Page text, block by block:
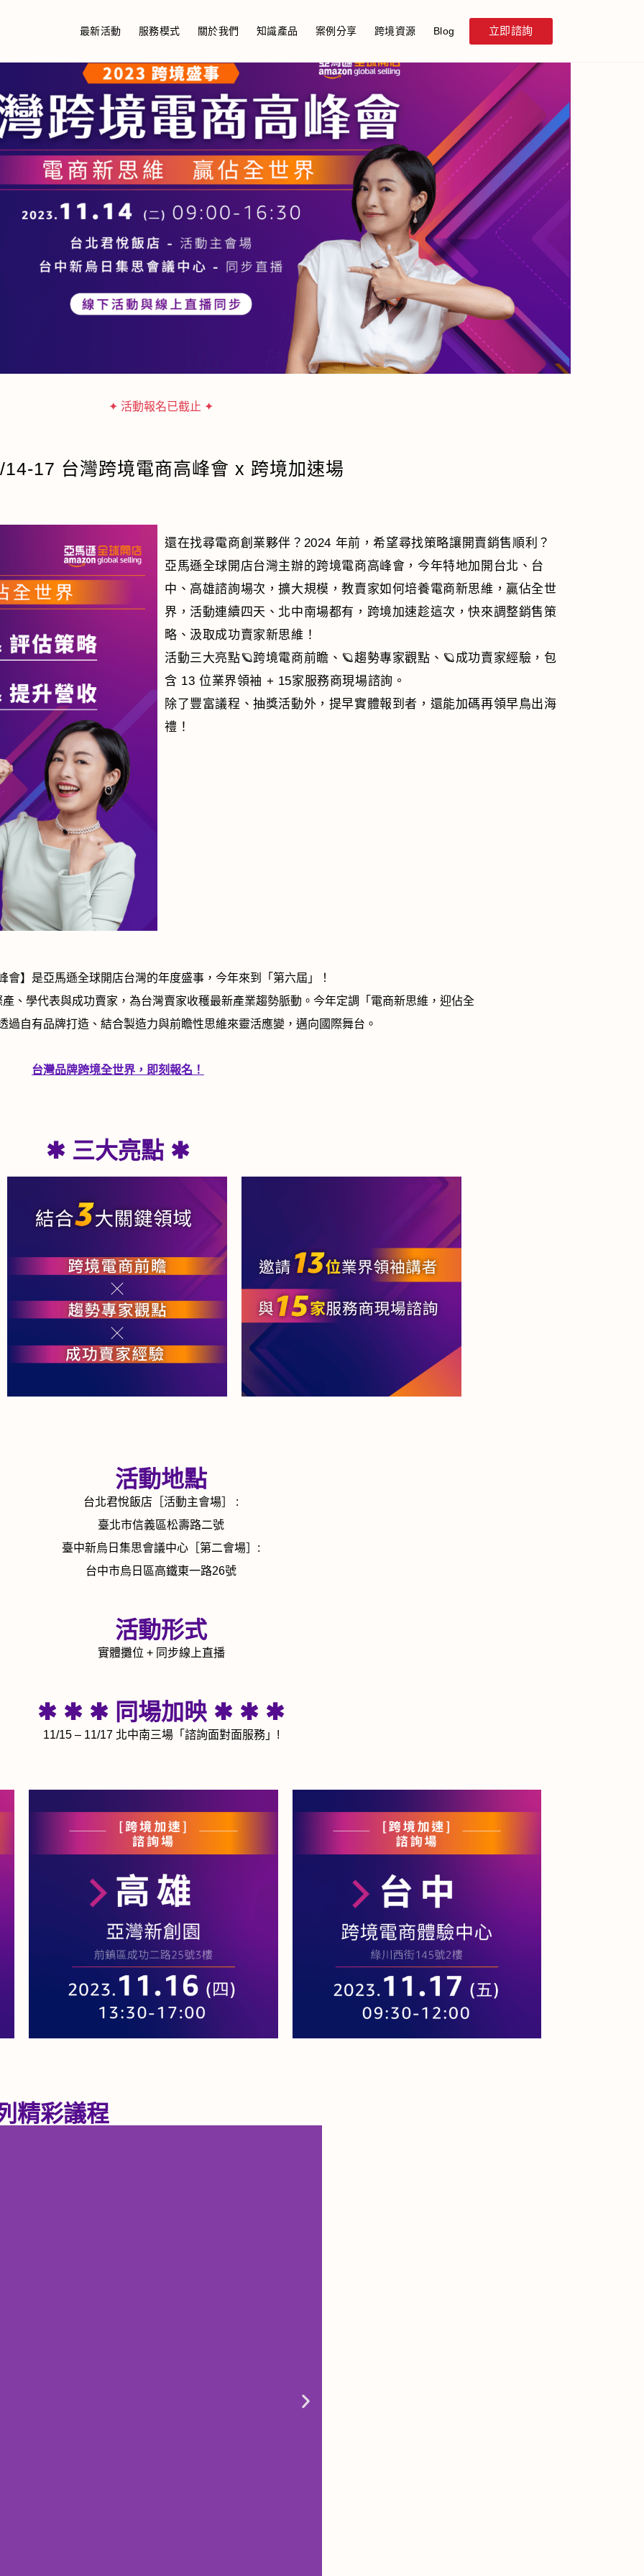
最新活動 服務模式 關於我們 知識產品 案例分享 跨境資源 Blog 立即諮詢
✦ 活動報名已截止 ✦
14-17 台灣跨境電商高峰會 x 跨境加速場
還在找尋電商創業夥伴？2024 年前，希望尋找策略讓開賣銷售順利？
亞馬遜全球開店台灣主辦的跨境電商高峰會，今年特地加開台北、台
中、高雄諮詢場次，擴大規模，教賣家如何培養電商新思維，贏佔全世
界，活動連續四天、北中南場都有，跨境加速趁這次，快來調整銷售策
略、汲取成功賣家新思維！
活動三大亮點🪐跨境電商前瞻、🪐趨勢專家觀點、🪐成功賣家經驗，包
含 13 位業界領袖 + 15家服務商現場諮詢。
除了豐富議程、抽獎活動外，提早實體報到者，還能加碼再領早鳥出海
禮！
會】是亞馬遜全球開店台灣的年度盛事，今年來到「第六屆」！
、學代表與成功賣家，為台灣賣家收穫最新產業趨勢脈動。今年定調「電商新思維，迎佔全
過自有品牌打造、結合製造力與前瞻性思維來靈活應變，邁向國際舞台。
台灣品牌跨境全世界，即刻報名！
✱ 三大亮點 ✱
活動地點
台北君悅飯店［活動主會場］ :
臺北市信義區松壽路二號
臺中新烏日集思會議中心［第二會場］:
台中市烏日區高鐵東一路26號
活動形式
實體攤位 + 同步線上直播
✱ ✱ ✱ 同場加映 ✱ ✱ ✱
11/15 – 11/17 北中南三場「諮詢面對面服務」!
精彩議程